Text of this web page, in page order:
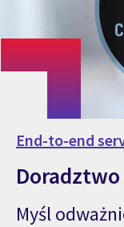
End-to-end
Myśl